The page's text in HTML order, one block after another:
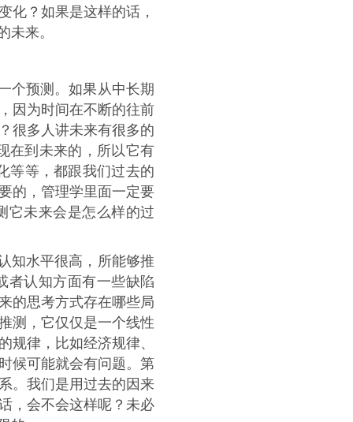
化？如果是这样的话，
未来。
个预测。如果从中长期
因为时间在不断的往前
很多人讲未来有很多的
在到未来的，所以它有
等等，都跟我们过去的
的，管理学里面一定要
它未来会是怎么样的过
知水平很高，所能够推
者认知方面有一些缺陷
的思考方式存在哪些局
测，它仅仅是一个线性
规律，比如经济规律、
候可能就会有问题。第
。我们是用过去的因来
，会不会这样呢？未必